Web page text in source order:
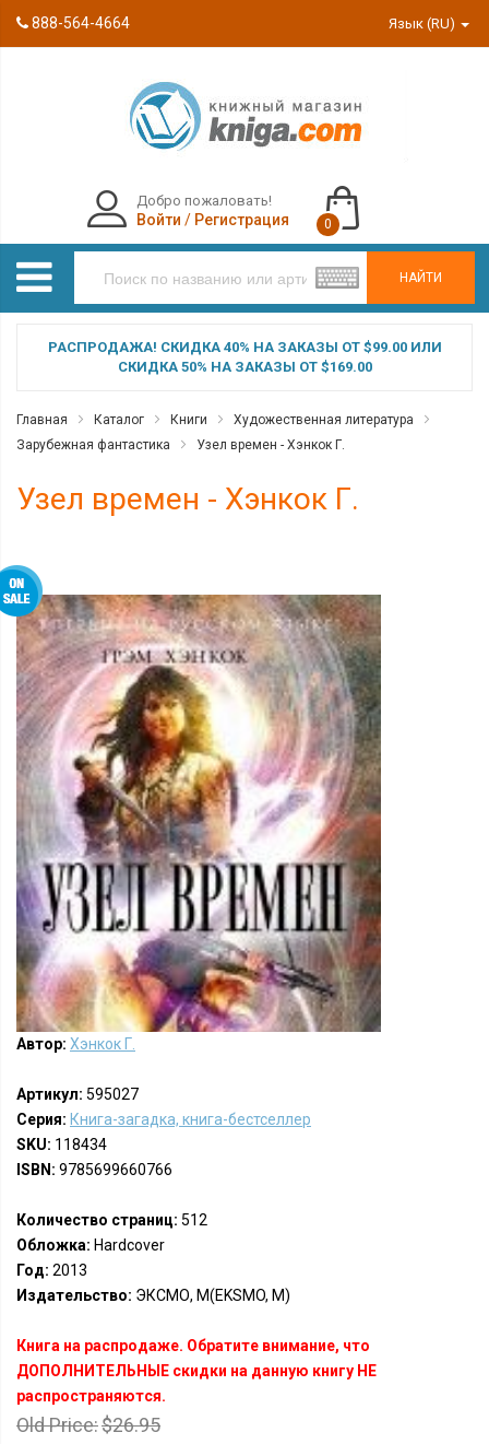
888-564-4664 Язык (RU)
НАЙТИ
Добро пожаловать!
Войти / Регистрация 0
РАСПРОДАЖА! СКИДКА 40% НА ЗАКАЗЫ ОТ $99.00 ИЛИ
СКИДКА 50% НА ЗАКАЗЫ ОТ $169.00
Главная Каталог Книги
Художественная литература
Зарубежная фантастика
Узел времен - Хэнкок Г.
Узел времен - Хэнкок Г.
Автор: Хэнкок Г.
Артикул: 595027
Серия: Книга-загадка, книга-бестселлер
SKU: 118434
ISBN: 9785699660766
Количество страниц: 512
Обложка: Hardcover
Год: 2013
Издательство: ЭКСМО, М(EKSMO, M)
Книга на распродаже. Обратите внимание, что
ДОПОЛНИТЕЛЬНЫЕ скидки на данную книгу НЕ
распространяются.
Old Price:$26.95